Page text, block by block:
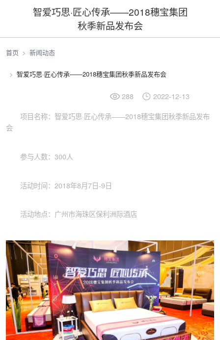
智爱巧思·匠心传承——2018穗宝集团
秋季新品发布会
首页 新闻动态
智爱巧思·匠心传承——2018穗宝集团秋季新品发布会
288 2022-12-13
项目名称：智爱巧思·匠心传承——2018穗宝集团秋季新品发布
会
参与人数：300人
活动时间：2018年8月7日-9日
活动地点：广州市海珠区保利洲际酒店